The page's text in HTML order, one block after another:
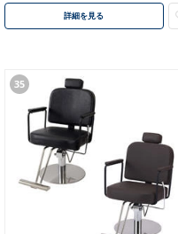
詳細を見る
35